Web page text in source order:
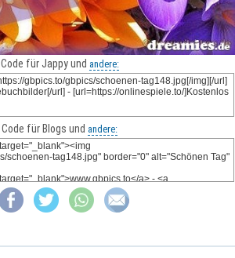
Code für Jappy und andere:
Code für Blogs und andere: